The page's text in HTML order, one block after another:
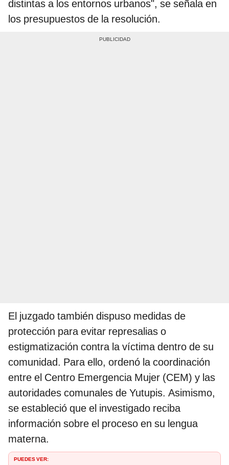
distintas a los entornos urbanos", se señala en
los presupuestos de la resolución.
El juzgado también dispuso medidas de
protección para evitar represalias o
estigmatización contra la víctima dentro de su
comunidad. Para ello, ordenó la coordinación
entre el Centro Emergencia Mujer (CEM) y las
autoridades comunales de Yutupis. Asimismo,
se estableció que el investigado reciba
información sobre el proceso en su lengua
materna.
PUEDES VER: